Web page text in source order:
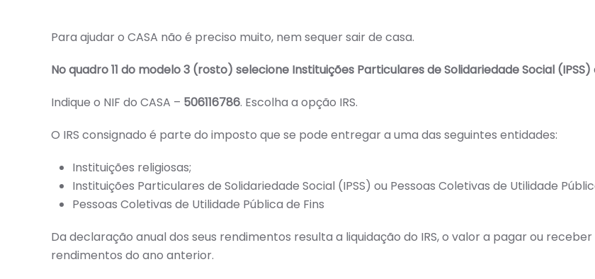
Para ajudar o CASA não é preciso muito, nem sequer sair de casa.
No quadro 11 do modelo 3 (rosto) selecione Instituições Particulares de Solidariedade Social
Indique o NIF do CASA – 506116786. Escolha a opção IRS.
O IRS consignado é parte do imposto que se pode entregar a uma das seguintes entidades:
Instituições religiosas;
Instituições Particulares de Solidariedade Social (IPSS) ou Pessoas Coletivas de Utilidade
Pessoas Coletivas de Utilidade Pública de Fins
Da declaração anual dos seus rendimentos resulta a liquidação do IRS, o valor a pagar ou
rendimentos do ano anterior.